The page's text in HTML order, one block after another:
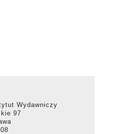
Wydawniczy
97